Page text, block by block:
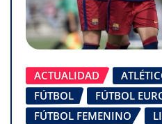
ACTUALIDAD
FÚTBOL
FÚTBOL
FÚTBOL FEMENINO